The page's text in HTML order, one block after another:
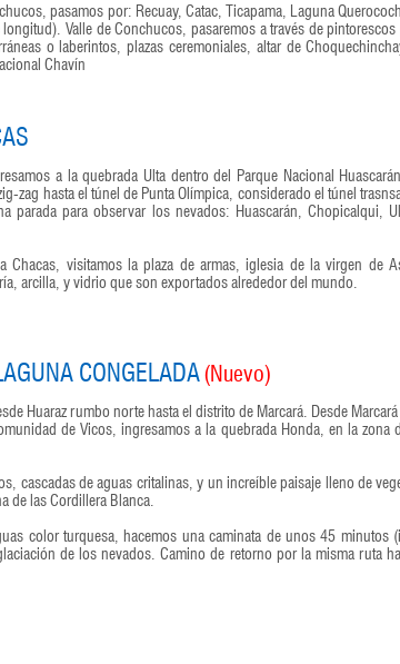
pasamos por: Recuay, Catac, Ticapama, Laguna
Valle de Conchucos, pasaremos a través de pintorescos
o laberintos, plazas ceremoniales, altar de
Chavín
a la quebrada Ulta dentro del Parque Nacional
zag hasta el túnel de Punta Olímpica, considerado el túnel
para observar los nevados: Huascarán, Chopicalqui,
visitamos la plaza de armas, iglesia de la virgen de
arcilla, y vidrio que son exportados alrededor del mundo.
CONGELADA (Nuevo)
Huaraz rumbo norte hasta el distrito de Marcará. Desde
de Vicos, ingresamos a la quebrada Honda, en la zona
cascadas de aguas critalinas, y un increíble paisaje lleno de
de las Cordillera Blanca.
color turquesa, hacemos una caminata de unos 45 minutos
de los nevados. Camino de retorno por la misma ruta